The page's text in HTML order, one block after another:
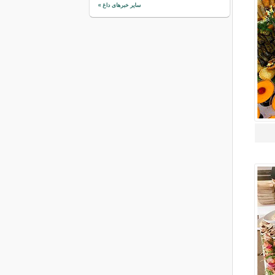
سایر خبرهای داغ »